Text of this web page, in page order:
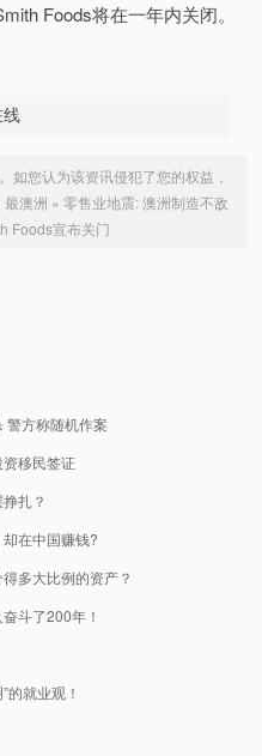
Foods将在一年内关闭。
如您认为该资讯侵犯了您的权益，
最澳洲 » 零售业地震: 澳洲制造不敌
Foods宣布关门
警方称随机作案
资移民签证
扎？
在中国赚钱?
多大比例的资产？
斗了200年！
的就业观！